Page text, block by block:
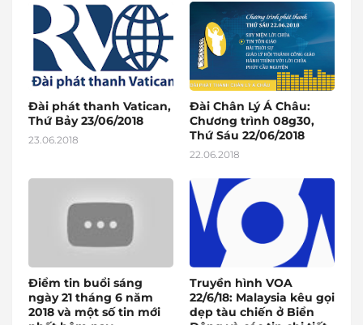
Đài phát thanh Vatican,
Thứ Bảy 23/06/2018
23.06.2018
Đài Chân Lý Á Châu:
Chương trình 08g30,
Thứ Sáu 22/06/2018
22.06.2018
Điểm tin buổi sáng
ngày 21 tháng 6 năm
2018 và một số tin mới
Truyền hình VOA
22/6/18: Malaysia kêu gọi
dẹp tàu chiến ở Biển